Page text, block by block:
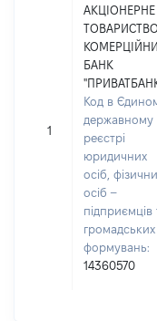
1
АКЦІОНЕРНЕ
ТОВАРИСТВО
БАНК
Код в
державному
реєстрі
юридичних
осіб,
осіб –
підприємців
громадських
формувань:
14360570